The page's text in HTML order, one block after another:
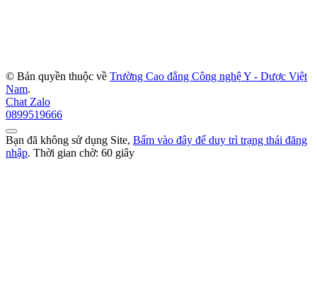
© Bản quyền thuộc về Trường Cao đẳng Công nghệ Y - Dược Việt
Nam.
Chat Zalo
0899519666
Bạn đã không sử dụng Site, Bấm vào đây để duy trì trạng thái đăng
nhập. Thời gian chờ: 60 giây